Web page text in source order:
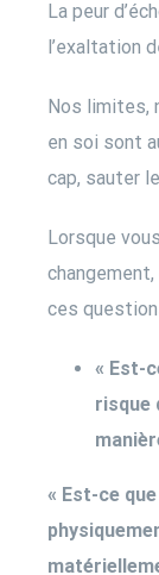
La peur
l’exaltation
Nos limites,
en soi sont
cap, sauter
Lorsque
ces
« Est-
risque
« Est-ce